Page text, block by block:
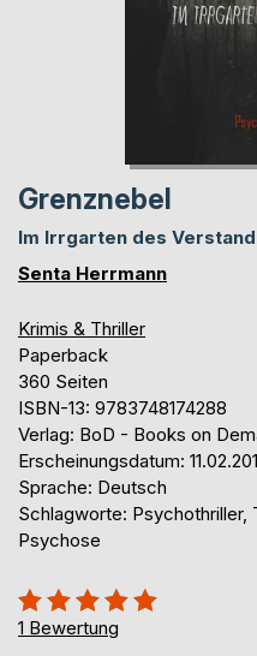
Grenznebel
Im Irrgarten des
Senta Herrmann
Krimis & Thriller
Paperback
360 Seiten
ISBN-13: 9783748174288
Verlag: BoD - Books on
Erscheinungsdatum:
Sprache: Deutsch
Schlagworte: Psychothriller,
Psychose
Bewertung::
100%
1 Bewertung